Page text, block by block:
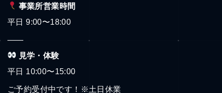
事業所営業時間
平日 9:00〜18:00
——
見学・体験
平日 10:00〜15:00
ご予約受付中です！※土日休業